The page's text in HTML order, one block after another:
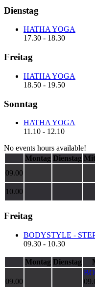
Dienstag
HATHA YOGA
17.30 - 18.30
Freitag
HATHA YOGA
18.50 - 19.50
Sonntag
HATHA YOGA
11.10 - 12.10
No events hours available!
Montag Dienstag
09.00
10.00
Freitag
BODYSTYLE -
09.30 - 10.30
Montag Dienstag
09.00